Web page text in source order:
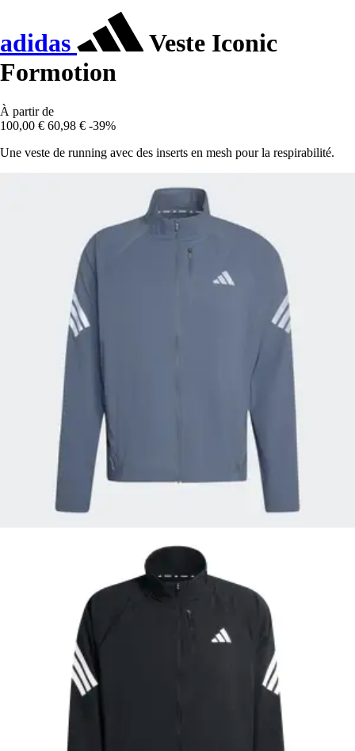
adidas
Veste Iconic
Formotion
À partir de
100,00 € 60,98 € -39%
Une veste de running avec des inserts en mesh pour la respirabilité.